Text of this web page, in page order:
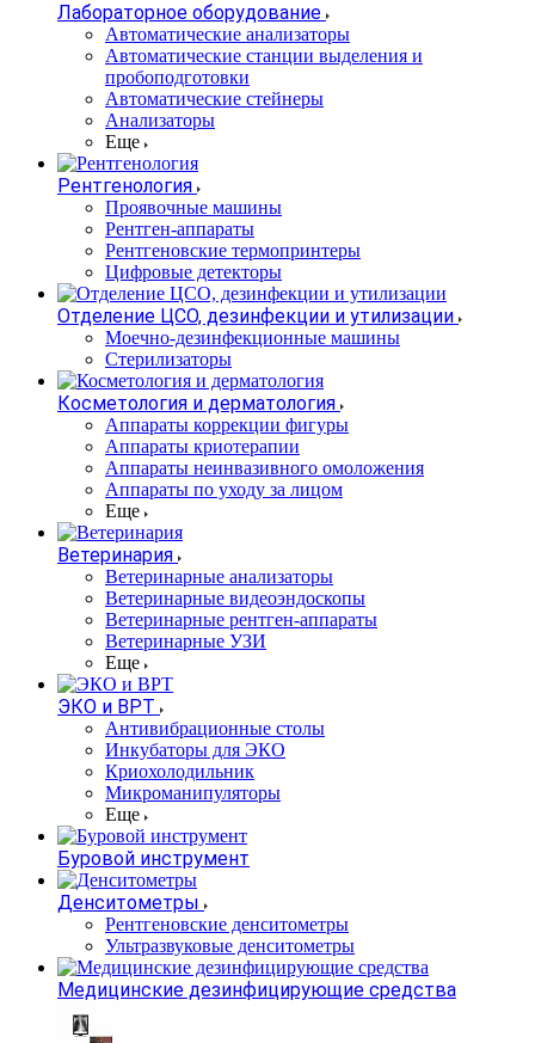
Лабораторное оборудование
Автоматические анализаторы
Автоматические станции выделения и
пробоподготовки
Автоматические стейнеры
Анализаторы
Еще
Рентгенология
Проявочные машины
Рентген-аппараты
Рентгеновские термопринтеры
Цифровые детекторы
Отделение ЦСО, дезинфекции и утилизации
Моечно-дезинфекционные машины
Стерилизаторы
Косметология и дерматология
Аппараты коррекции фигуры
Аппараты криотерапии
Аппараты неинвазивного омоложения
Аппараты по уходу за лицом
Еще
Ветеринария
Ветеринарные анализаторы
Ветеринарные видеоэндоскопы
Ветеринарные рентген-аппараты
Ветеринарные УЗИ
Еще
ЭКО и ВРТ
Антивибрационные столы
Инкубаторы для ЭКО
Криохолодильник
Микроманипуляторы
Еще
Буровой инструмент
Денситометры
Рентгеновские денситометры
Ультразвуковые денситометры
Медицинские дезинфицирующие средства